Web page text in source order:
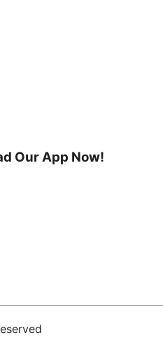
Our App Now!